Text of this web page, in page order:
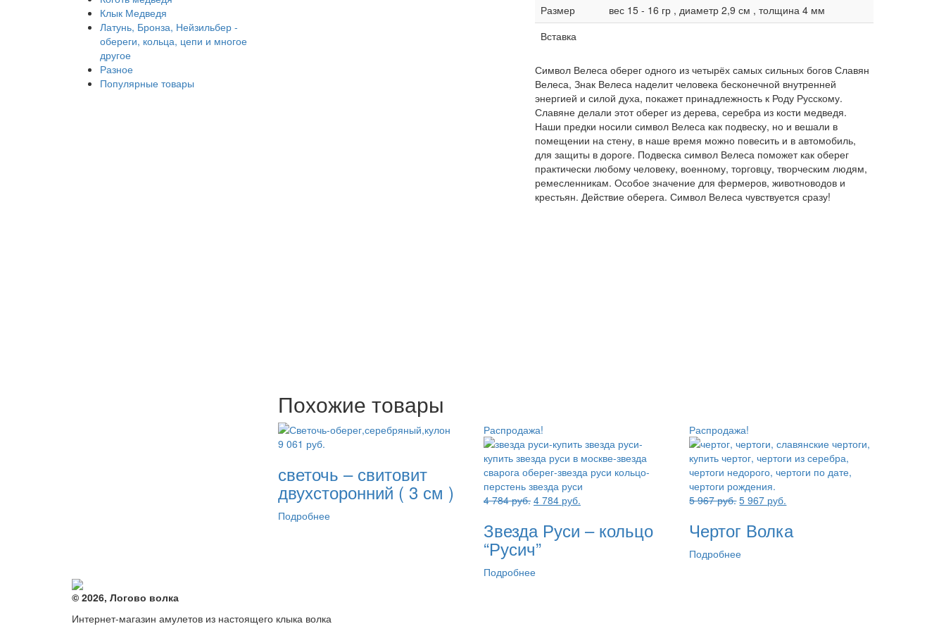
Клык Медведя
Латунь, Бронза, Нейзильбер -
обереги, кольца, цепи и многое
другое
Разное
Популярные товары
Размер
вес 15 - 16 гр , диаметр 2,9 см , толщина 4 мм
Вставка
Символ Велеса оберег одного из четырёх самых сильных богов Славян
Велеса, Знак Велеса наделит человека бесконечной внутренней
энергией и силой духа, покажет принадлежность к Роду Русскому.
Славяне делали этот оберег из дерева, серебра из кости медведя.
Наши предки носили символ Велеса как подвеску, но и вешали в
помещении на стену, в наше время можно повесить и в автомобиль,
для защиты в дороге. Подвеска символ Велеса поможет как оберег
практически любому человеку, военному, торговцу, творческим людям,
ремесленникам. Особое значение для фермеров, животноводов и
крестьян. Действие оберега. Символ Велеса чувствуется сразу!
Похожие товары
9 061 руб.
светочь – свитовит
двухсторонний ( 3 см )
Подробнее
Распродажа!
4 784руб. Первоначальная
составляла
4
784 руб..
4 784 руб.Текущая
784 руб..
Звезда Руси – кольцо
“Русич”
Подробнее
Распродажа!
5 967руб.Первоначальная
составляла
967 руб..
5 967 руб.
5
967 руб..
Чертог Волка
Подробнее
© 2026, Логово волка
Интернет-магазин амулетов из настоящего клыка волка